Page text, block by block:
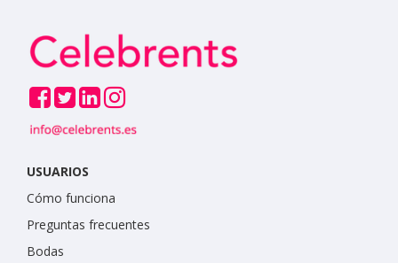
USUARIOS
Cómo funciona
Preguntas frecuentes
Bodas